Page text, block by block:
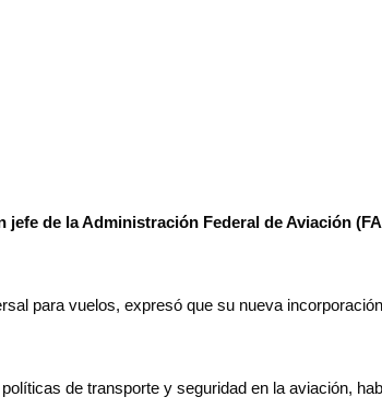
de la Administración Federal de Aviación
para vuelos, expresó que su nueva
de transporte y seguridad en la aviación,